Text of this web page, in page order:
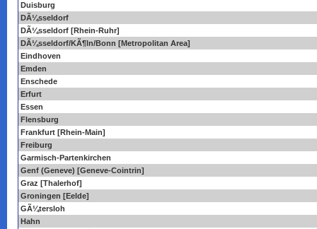
Duisburg
DÃ¼sseldorf
DÃ¼sseldorf [Rhein-Ruhr]
DÃ¼sseldorf/KÃ¶ln/Bonn [Metropolitan Area]
Eindhoven
Emden
Enschede
Erfurt
Essen
Flensburg
Frankfurt [Rhein-Main]
Freiburg
Garmisch-Partenkirchen
Genf (Geneve) [Geneve-Cointrin]
Graz [Thalerhof]
Groningen [Eelde]
GÃ¼tersloh
Hahn